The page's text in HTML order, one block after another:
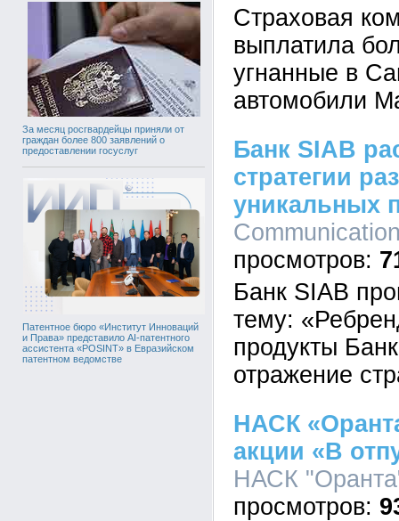
За месяц росгвардейцы приняли от
граждан более 800 заявлений о
предоставлении госуслуг
Патентное бюро «Институт Инноваций
и Права» представило AI-патентного
ассистента «POSINT» в Евразийском
патентном ведомстве
Страховая
выплатила
угнанные в
автомобили
Банк SIAB
стратегии
уникальных
Банк SIAB
тему:
продукты
отражение
НАСК
акции «В
НАСК